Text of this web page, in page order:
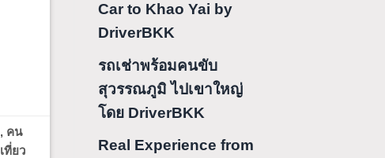
, คน
เที่ยว
Car to Khao Yai by
DriverBKK
รถเช่าพร้อมคนขับ
สุวรรณภูมิ ไปเขาใหญ่
โดย DriverBKK
Real Experience from